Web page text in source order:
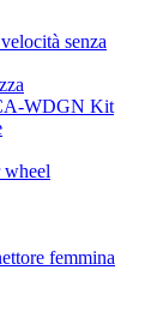
senza
WDGN Kit
wheel
femmina